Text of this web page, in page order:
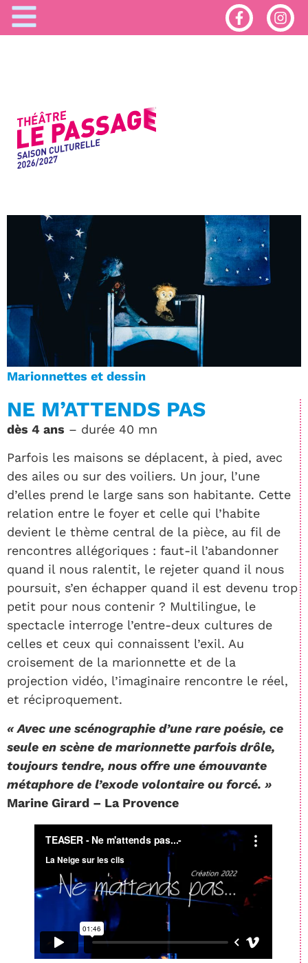
Marionnettes et dessin
NE M’ATTENDS PAS
dès 4 ans – durée 40 mn
Parfois les maisons se déplacent, à pied, avec
des ailes ou sur des voiliers. Un jour, l’une
d’elles prend le large sans son habitante. Cette
relation entre le foyer et celle qui l’habite
devient le thème central de la pièce, au fil de
rencontres allégoriques : faut-il l’abandonner
quand il nous ralentit, le rejeter quand il nous
poursuit, s’en échapper quand il est devenu trop
petit pour nous contenir ? Multilingue, le
spectacle interroge l’entre-deux cultures de
celles et ceux qui connaissent l’exil. Au
croisement de la marionnette et de la
projection vidéo, l’imaginaire rencontre le réel,
et réciproquement.
« Avec une scénographie d’une rare poésie, ce
seule en scène de marionnette parfois drôle,
toujours tendre, nous offre une émouvante
métaphore de l’exode volontaire ou forcé. »
Marine Girard – La Provence